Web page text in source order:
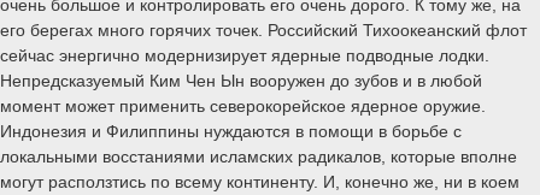
очень большое и контролировать его очень дорого. К тому же, на
его берегах много горячих точек. Российский Тихоокеанский флот
сейчас энергично модернизирует ядерные подводные лодки.
Непредсказуемый Ким Чен Ын вооружен до зубов и в любой
момент может применить северокорейское ядерное оружие.
Индонезия и Филиппины нуждаются в помощи в борьбе с
локальными восстаниями исламских радикалов, которые вполне
могут расползтись по всему континенту. И, конечно же, ни в коем